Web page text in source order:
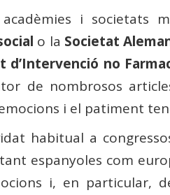
i societats
o la Societat
d’Intervenció no
de nombrosos
i el patiment
habitual a
espanyoles com
i, en particular,